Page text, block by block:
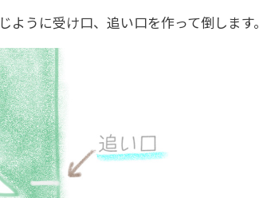
うに受け口、追い口を作って倒します。